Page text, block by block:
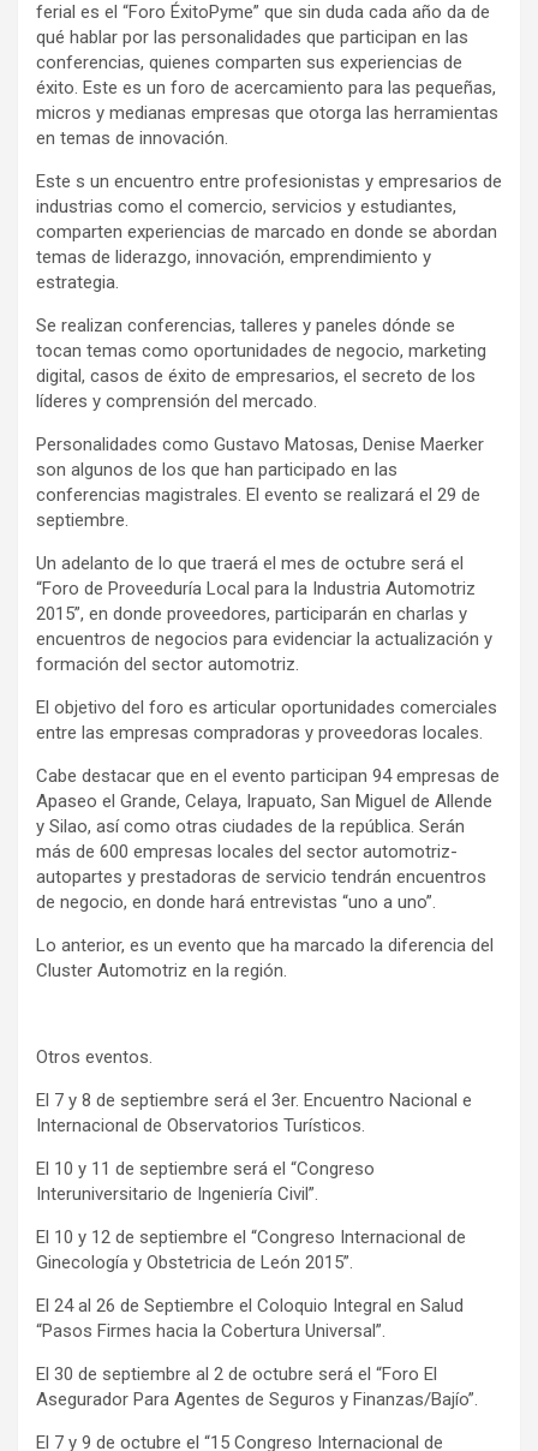
ferial es el “Foro ÉxitoPyme” que sin duda cada año da de
qué hablar por las personalidades que participan en las
conferencias, quienes comparten sus experiencias de
éxito. Este es un foro de acercamiento para las pequeñas,
micros y medianas empresas que otorga las herramientas
en temas de innovación.
Este s un encuentro entre profesionistas y empresarios de
industrias como el comercio, servicios y estudiantes,
comparten experiencias de marcado en donde se abordan
temas de liderazgo, innovación, emprendimiento y
estrategia.
Se realizan conferencias, talleres y paneles dónde se
tocan temas como oportunidades de negocio, marketing
digital, casos de éxito de empresarios, el secreto de los
líderes y comprensión del mercado.
Personalidades como Gustavo Matosas, Denise Maerker
son algunos de los que han participado en las
conferencias magistrales. El evento se realizará el 29 de
septiembre.
Un adelanto de lo que traerá el mes de octubre será el
“Foro de Proveeduría Local para la Industria Automotriz
2015”, en donde proveedores, participarán en charlas y
encuentros de negocios para evidenciar la actualización y
formación del sector automotriz.
El objetivo del foro es articular oportunidades comerciales
entre las empresas compradoras y proveedoras locales.
Cabe destacar que en el evento participan 94 empresas de
Apaseo el Grande, Celaya, Irapuato, San Miguel de Allende
y Silao, así como otras ciudades de la república. Serán
más de 600 empresas locales del sector automotriz-
autopartes y prestadoras de servicio tendrán encuentros
de negocio, en donde hará entrevistas “uno a uno”.
Lo anterior, es un evento que ha marcado la diferencia del
Cluster Automotriz en la región.
Otros eventos.
El 7 y 8 de septiembre será el 3er. Encuentro Nacional e
Internacional de Observatorios Turísticos.
El 10 y 11 de septiembre será el “Congreso
Interuniversitario de Ingeniería Civil”.
El 10 y 12 de septiembre el “Congreso Internacional de
Ginecología y Obstetricia de León 2015”.
El 24 al 26 de Septiembre el Coloquio Integral en Salud
“Pasos Firmes hacia la Cobertura Universal”.
El 30 de septiembre al 2 de octubre será el “Foro El
Asegurador Para Agentes de Seguros y Finanzas/Bajío”.
El 7 y 9 de octubre el “15 Congreso Internacional de